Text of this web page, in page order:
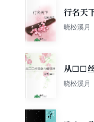
行名天
晓松溪月
从□□丝
晓松溪月